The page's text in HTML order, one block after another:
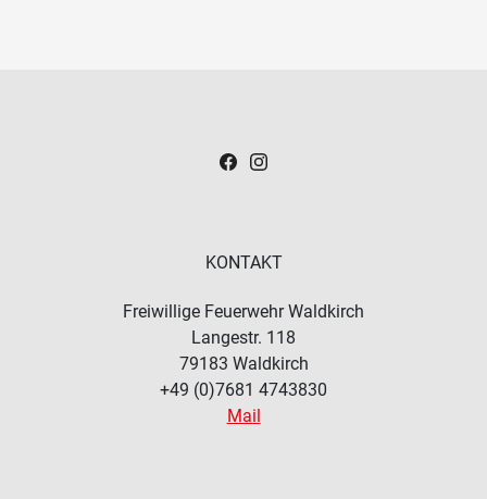
KONTAKT
Freiwillige Feuerwehr Waldkirch
Langestr. 118
79183 Waldkirch
+49 (0)7681 4743830
Mail